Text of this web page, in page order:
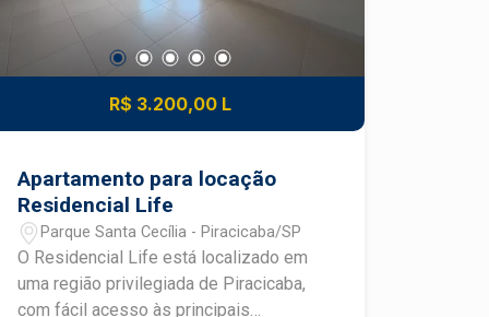
Diferenciais: - Ambientes planejados e
bem distribuídos - Excelente opção
para morar ou investir - Condomínio
com elevador - Salão de festas -
Localização privilegiada, próxima a
restaurantes e diversos comércios,
com fácil acesso ao Centro da cidade.
Agende uma visita e conheça de perto
este apartamento que reúne conforto,
praticidade e excelente custo-benefício
no Edifício Ravenna.
R$ 3.200,00 L
Apartamento para locação
Residencial Life
Parque Santa Cecília - Piracicaba/SP
O Residencial Life está localizado em
uma região privilegiada de Piracicaba,
com fácil acesso às principais